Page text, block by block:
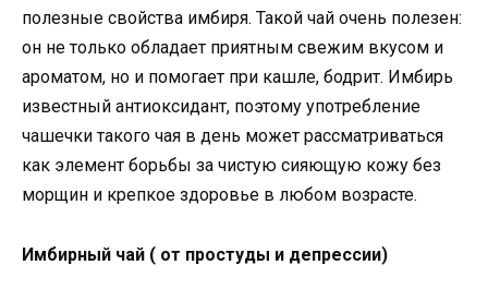
полезные свойства имбиря. Такой чай очень полезен:
он не только обладает приятным свежим вкусом и
ароматом, но и помогает при кашле, бодрит. Имбирь
известный антиоксидант, поэтому употребление
чашечки такого чая в день может рассматриваться
как элемент борьбы за чистую сияющую кожу без
морщин и крепкое здоровье в любом возрасте.
Имбирный чай ( от простуды и депрессии)